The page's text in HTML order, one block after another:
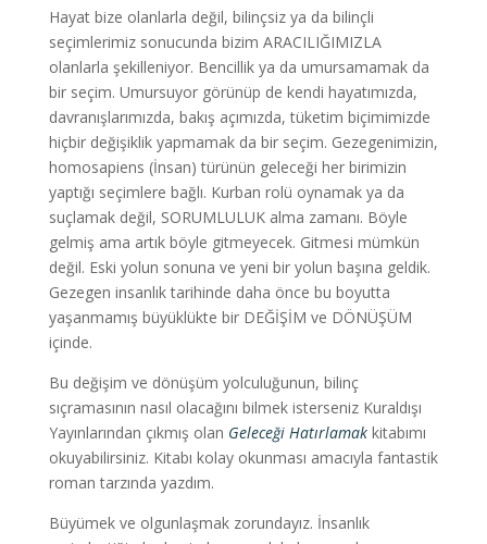
Hayat bize olanlarla değil, bilinçsiz ya da bilinçli
seçimlerimiz sonucunda bizim ARACILIĞIMIZLA
olanlarla şekilleniyor. Bencillik ya da umursamamak da
bir seçim. Umursuyor görünüp de kendi hayatımızda,
davranışlarımızda, bakış açımızda, tüketim biçimimizde
hiçbir değişiklik yapmamak da bir seçim. Gezegenimizin,
homosapiens (İnsan) türünün geleceği her birimizin
yaptığı seçimlere bağlı. Kurban rolü oynamak ya da
suçlamak değil, SORUMLULUK alma zamanı. Böyle
gelmiş ama artık böyle gitmeyecek. Gitmesi mümkün
değil. Eski yolun sonuna ve yeni bir yolun başına geldik.
Gezegen insanlık tarihinde daha önce bu boyutta
yaşanmamış büyüklükte bir DEĞİŞİM ve DÖNÜŞÜM
içinde.
Bu değişim ve dönüşüm yolculuğunun, bilinç
sıçramasının nasıl olacağını bilmek isterseniz Kuraldışı
Yayınlarından çıkmış olan Geleceği Hatırlamakkitabımı
okuyabilirsiniz. Kitabı kolay okunması amacıyla fantastik
roman tarzında yazdım.
Büyümek ve olgunlaşmak zorundayız. İnsanlık